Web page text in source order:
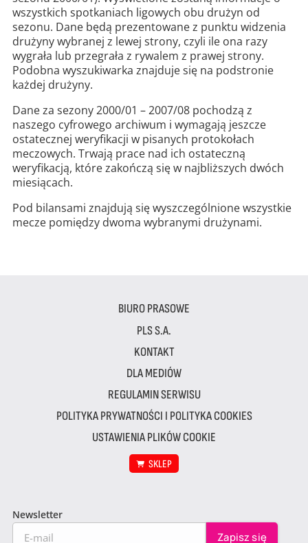
wszystkich spotkaniach ligowych obu drużyn od
sezonu. Dane będą prezentowane z punktu widzenia
drużyny wybranej z lewej strony, czyli ile ona razy
wygrała lub przegrała z rywalem z prawej strony.
Podobna wyszukiwarka znajduje się na podstronie
każdej drużyny.
Dane za sezony 2000/01 – 2007/08 pochodzą z
naszego cyfrowego archiwum i wymagają jeszcze
ostatecznej weryfikacji w pisanych protokołach
meczowych. Trwają prace nad ich ostateczną
weryfikacją, które zakończą się w najbliższych dwóch
miesiącach.
Pod bilansami znajdują się wyszczególnione wszystkie
mecze pomiędzy dwoma wybranymi drużynami.
BIURO PRASOWE
PLS S.A.
KONTAKT
DLA MEDIÓW
REGULAMIN SERWISU
POLITYKA PRYWATNOŚCI I POLITYKA COOKIES
USTAWIENIA PLIKÓW COOKIE
SKLEP
Newsletter